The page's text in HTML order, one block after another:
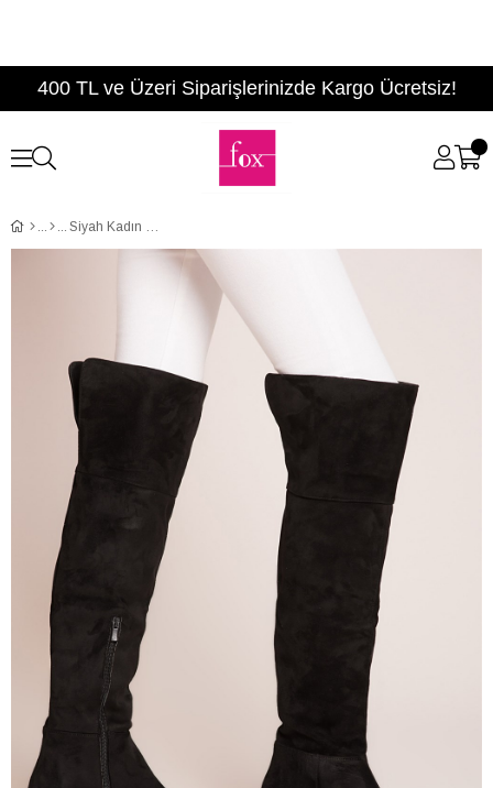
400 TL ve Üzeri Siparişlerinizde Kargo Ücretsiz!
Siyah Kadın Çizme C860300202